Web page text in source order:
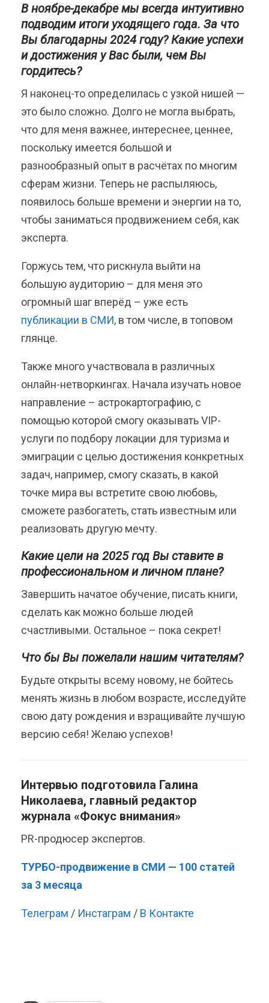
В ноябре-декабре мы всегда интуитивно
подводим итоги уходящего года. За что
Вы благодарны 2024 году? Какие успехи
и достижения у Вас были, чем Вы
гордитесь?
Я наконец-то определилась с узкой нишей —
это было сложно. Долго не могла выбрать,
что для меня важнее, интереснее, ценнее,
поскольку имеется большой и
разнообразный опыт в расчётах по многим
сферам жизни. Теперь не распыляюсь,
появилось больше времени и энергии на то,
чтобы заниматься продвижением себя, как
эксперта.
Горжусь тем, что рискнула выйти на
большую аудиторию – для меня это
огромный шаг вперёд – уже есть
публикации в СМИ, в том числе, в топовом
глянце.
Также много участвовала в различных
онлайн-нетворкингах. Начала изучать новое
направление – астрокартографию, с
помощью которой смогу оказывать VIP-
услуги по подбору локации для туризма и
эмиграции с целью достижения конкретных
задач, например, смогу сказать, в какой
точке мира вы встретите свою любовь,
сможете разбогатеть, стать известным или
реализовать другую мечту.
Какие цели на 2025 год Вы ставите в
профессиональном и личном плане?
Завершить начатое обучение, писать книги,
сделать как можно больше людей
счастливыми. Остальное – пока секрет!
Что бы Вы пожелали нашим читателям?
Будьте открыты всему новому, не бойтесь
менять жизнь в любом возрасте, исследуйте
свою дату рождения и взращивайте лучшую
версию себя! Желаю успехов!
Интервью подготовила Галина
Николаева, главный редактор
журнала «Фокус внимания»
PR-продюсер экспертов.
ТУРБО-продвижение в СМИ — 100 статей
за 3 месяца
Телеграм / Инстаграм / В Контакте